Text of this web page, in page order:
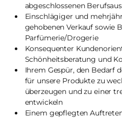
abgeschlossenen
Einschlägiger und
gehobenen Verkauf sowie
Parfümerie/Drogerie
Konsequenter
Schönheitsberatung und
Ihrem Gespür, den Bedarf
für unsere Produkte zu
überzeugen und zu einer
entwickeln
Einem gepflegten